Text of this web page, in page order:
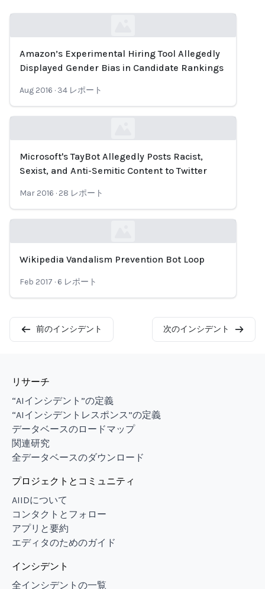
Loading...
Amazon’s Experimental Hiring Tool Allegedly
Displayed Gender Bias in Candidate Rankings
Aug 2016 · 34 レポート
Loading...
Microsoft's TayBot Allegedly Posts Racist,
Sexist, and Anti-Semitic Content to Twitter
Mar 2016 · 28 レポート
Loading...
Wikipedia Vandalism Prevention Bot Loop
Feb 2017 · 6 レポート
前のインシデント 次のインシデント
リサーチ
“AIインシデント”の定義
“AIインシデントレスポンス”の定義
データベースのロードマップ
関連研究
全データベースのダウンロード
プロジェクトとコミュニティ
AIIDについて
コンタクトとフォロー
アプリと要約
エディタのためのガイド
インシデント
全インシデントの一覧